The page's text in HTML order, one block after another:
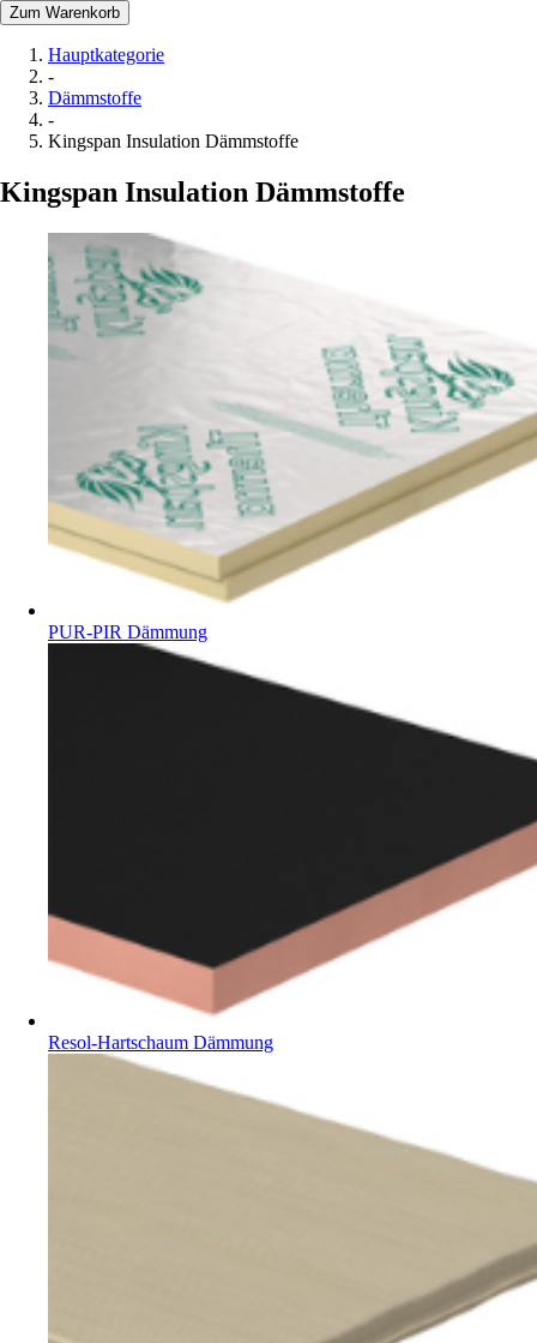
Zum Warenkorb
Hauptkategorie
-
Dämmstoffe
-
Kingspan Insulation Dämmstoffe
Kingspan Insulation Dämmstoffe
PUR-PIR Dämmung
Resol-Hartschaum Dämmung